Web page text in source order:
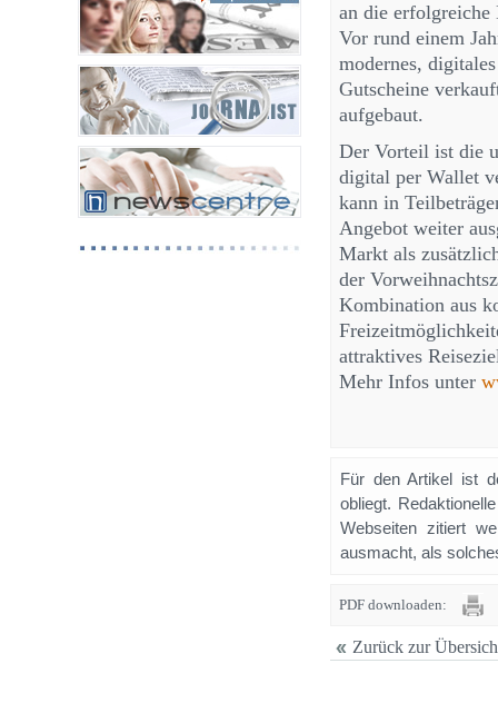
an die erfolgreiche
Vor rund einem
modernes,
Gutscheine
aufgebaut.
Der Vorteil ist die
digital per Wallet
kann in
Angebot weiter
Markt als
der
Kombination aus
attraktives
Mehr Infos unter
Für den Artikel ist
obliegt.
Webseiten zitiert
ausmacht, als
PDF downloaden:
Zurück zur